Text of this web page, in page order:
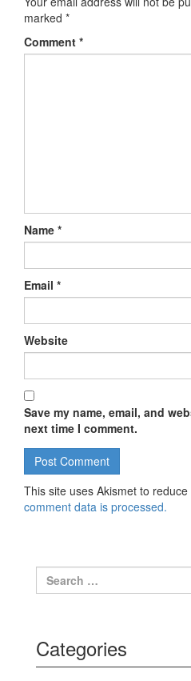
marked *
Comment *
Name *
Email *
Website
Save my name, email, and
next time I comment.
This site uses Akismet to reduce
comment data is processed.
Search for:
Categories